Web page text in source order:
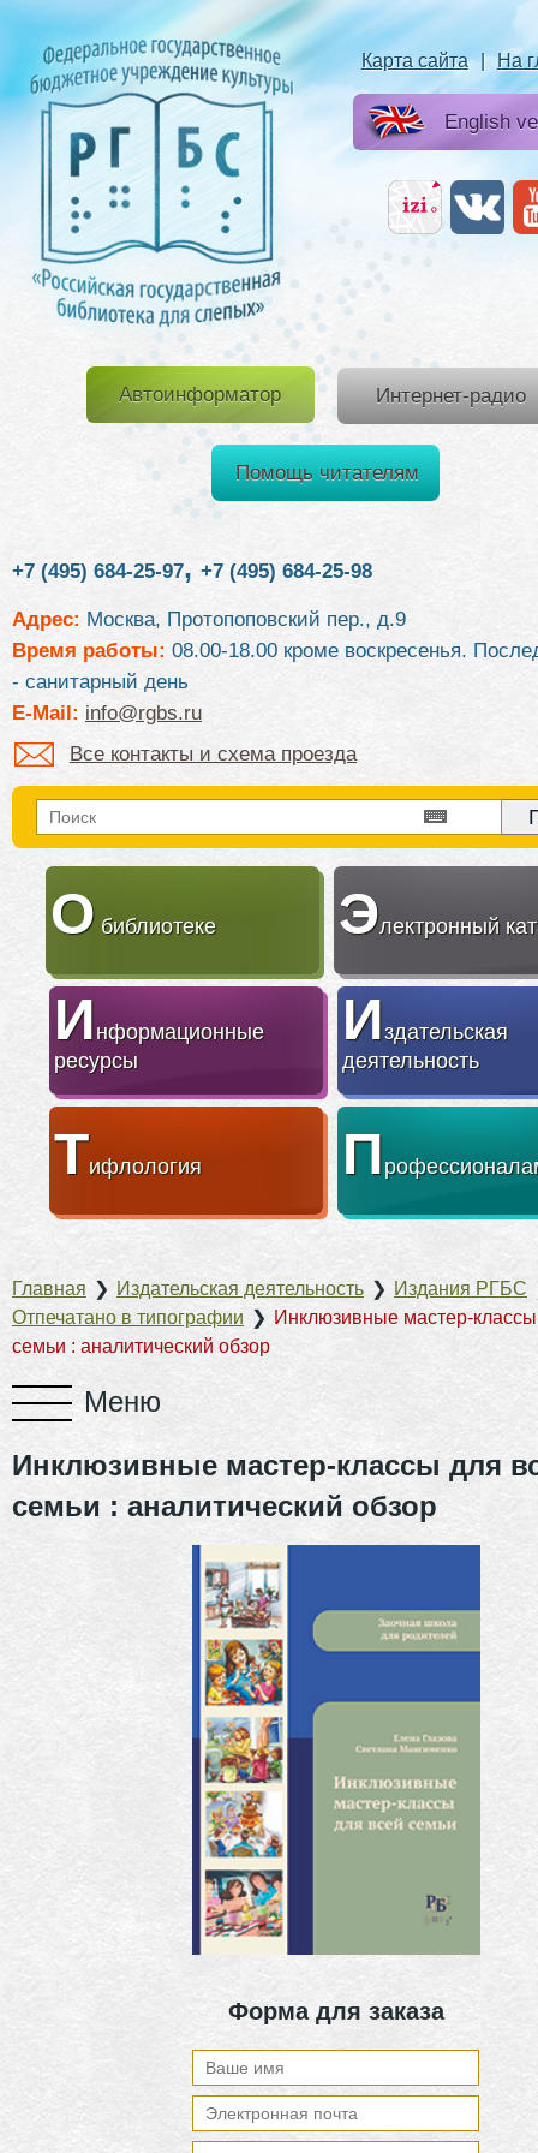
Карта сайта | На
English
Автоинформатор Интернет-радио
Помощь читателям
+7 (495) 684-25-97, +7 (495) 684-25-98
Адрес: Москва, Протопоповский пер., д.9
Время работы: 08.00-18.00 кроме воскресенья.
- санитарный день
E-Mail: info@rgbs.ru
Все контакты и схема проезда
О библиотеке Электронный
Информационные
ресурсы
Издательская
деятельность
Тифлология П
Главная ❯ Издательская деятельность ❯ Издания РГБС
Отпечатано в типографии ❯ Инклюзивные мастер-
семьи : аналитический обзор
Инклюзивные мастер-классы для
семьи : аналитический обзор
Форма для заказа